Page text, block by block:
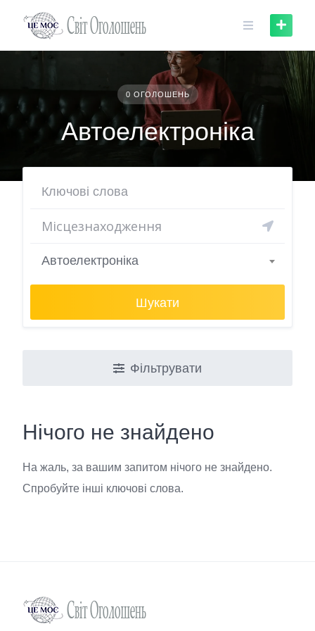
0 ОГОЛОШЕНЬ
Автоелектроніка
Автоелектроніка
Шукати
Фільтрувати
Нічого не знайдено
На жаль, за вашим запитом нічого не знайдено.
Спробуйте інші ключові слова.